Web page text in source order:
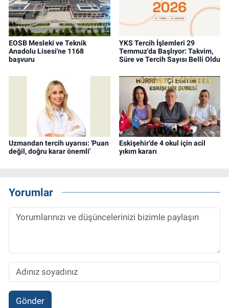
EOSB Mesleki ve Teknik
Anadolu Lisesi'ne 1168
başvuru
YKS Tercih İşlemleri 29
Temmuz'da Başlıyor: Takvim,
Süre ve Tercih Sayısı Belli Oldu
Uzmandan tercih uyarısı: 'Puan
değil, doğru karar önemli'
Eskişehir’de 4 okul için acil
yıkım kararı
Yorumlar
Gönder